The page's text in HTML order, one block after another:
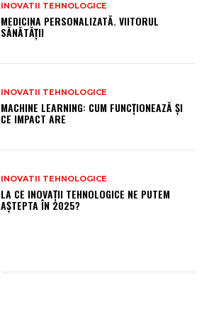
INOVATII TEHNOLOGICE
MEDICINA PERSONALIZATĂ. VIITORUL
SĂNĂTĂȚII
INOVATII TEHNOLOGICE
MACHINE LEARNING: CUM FUNCȚIONEAZĂ ȘI
CE IMPACT ARE
INOVATII TEHNOLOGICE
LA CE INOVAȚII TEHNOLOGICE NE PUTEM
AȘTEPTA ÎN 2025?